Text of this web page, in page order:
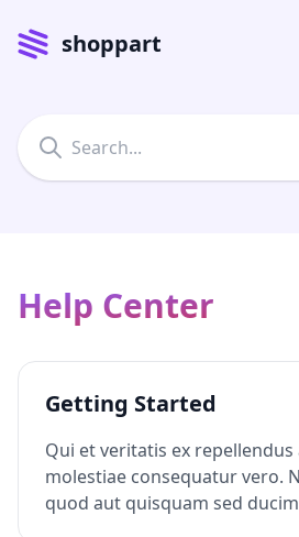
shoppart
Help Center
Getting Started
Qui et veritatis ex
molestiae consequatur vero.
quod aut quisquam sed